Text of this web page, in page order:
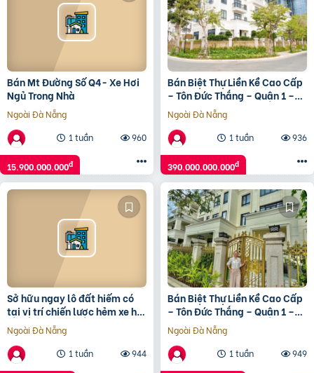
Bán Mt Đường Số Q4- Xe Hơi
Ngủ Trong Nhà
Ngoài Đà Nẵng
1 tuần
960
15.900.000.000đ
Bán Biệt Thự Liền Kề Cao Cấp
– Tôn Đức Thắng – Quận 1 –
390 Tỷ Bán Biệt Thự Liền Kề
Quận 1, 352M2,
Ngoài Đà Nẵng
1 tuần
936
390.000.000.000đ
Sở hữu ngay lô đất hiếm có
tại vị trí chiến lược hẻm xe hơi
nhỉnh 5 tỷ
Ngoài Đà Nẵng
1 tuần
944
Bán Biệt Thự Liền Kề Cao Cấp
– Tôn Đức Thắng – Quận 1 –
560 Tỷ
Ngoài Đà Nẵng
1 tuần
949